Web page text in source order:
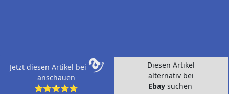
Jetzt diesen Artikel bei
anschauen
⭐⭐⭐⭐⭐
Diesen Artikel
alternativ bei
Ebay suchen